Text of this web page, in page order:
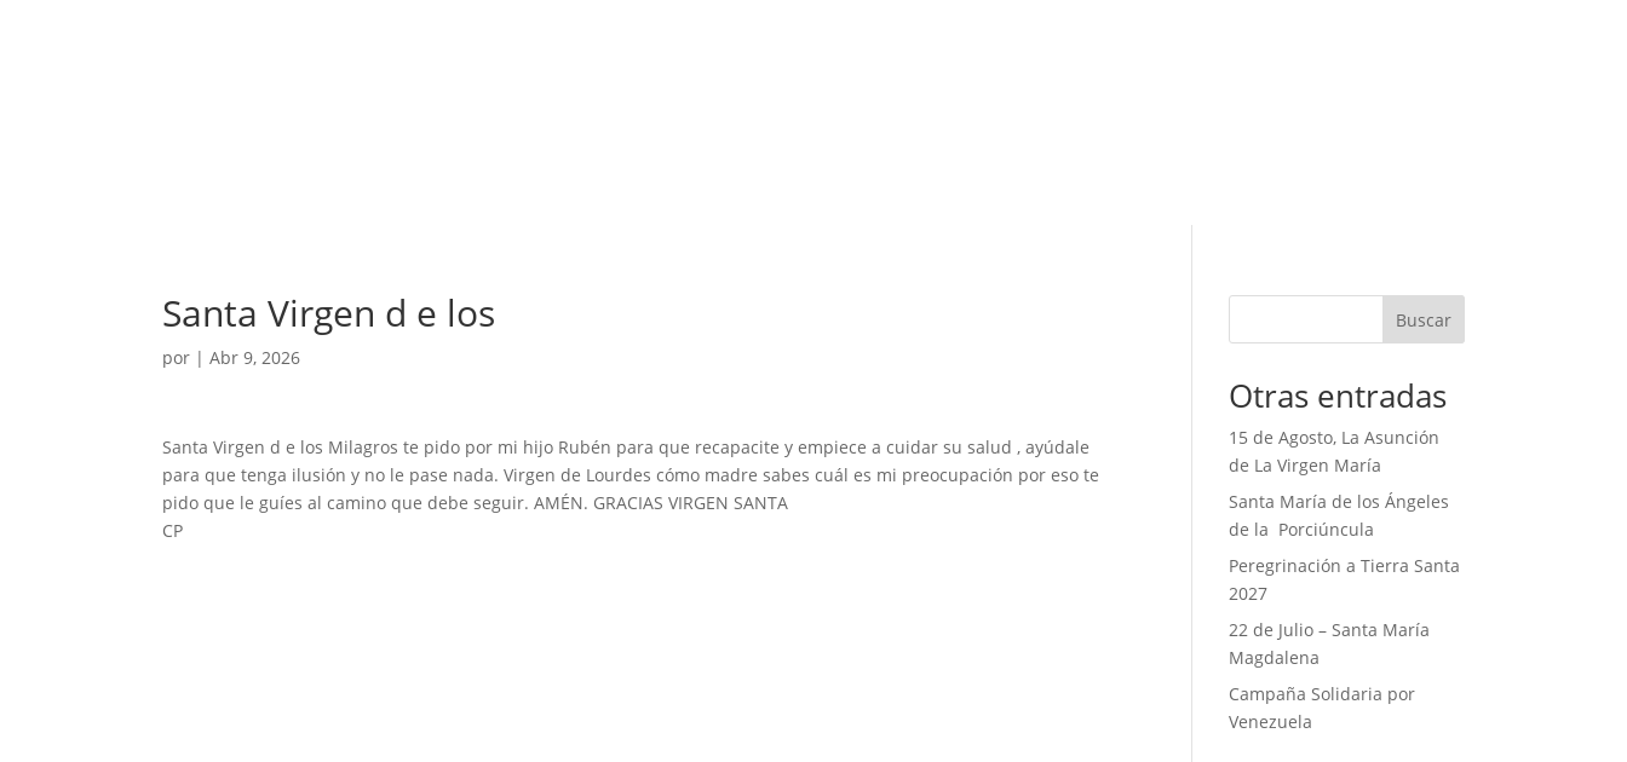
Santa Virgen d e los
por |Abr 9, 2026
Santa Virgen d e los Milagros te pido por mi hijo Rubén para que recapacite y empiece a cuidar su salud , ayúdale
para que tenga ilusión y no le pase nada. Virgen de Lourdes cómo madre sabes cuál es mi preocupación por eso te
pido que le guíes al camino que debe seguir. AMÉN. GRACIAS VIRGEN SANTA
CP
Buscar
Otras entradas
15 de Agosto, La Asunción
de La Virgen María
Santa María de los Ángeles
de la Porciúncula
Peregrinación a Tierra Santa
2027
22 de Julio – Santa María
Magdalena
Campaña Solidaria por
Venezuela